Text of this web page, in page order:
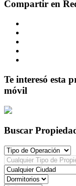
Compartir en
Te interesó esta
móvil
Buscar